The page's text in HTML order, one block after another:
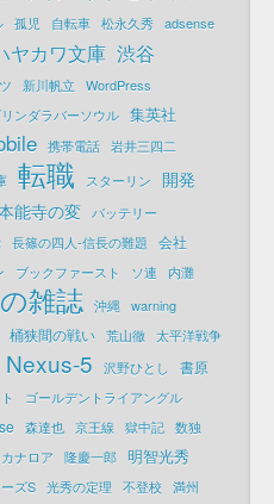
孤児 自転車 松永久秀 adsense
ヤカワ文庫 渋谷
新川帆立
WordPress
ンダラバーソウル 集英社
携帯電話 岩井三四二
転職 スターリン 開発
能寺の変
バッテリー
長篠の四人-信長の難題
会社
ブックファースト ソ連
内灘
雑誌 沖縄 warning
桶狭間の戦い 荒山徹 太平洋戦争
Nexus-5 沢野ひとし 書原
ゴールデントライアングル
森達也 京王線 獄中記 数独
ナロア 隆慶一郎 明智光秀
ズS 光秀の定理 不登校 満州